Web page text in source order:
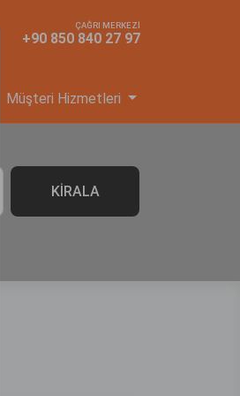
ÇAĞRI MERKEZİ
+90 850 840 27 97
Müşteri Hizmetleri
KİRALA